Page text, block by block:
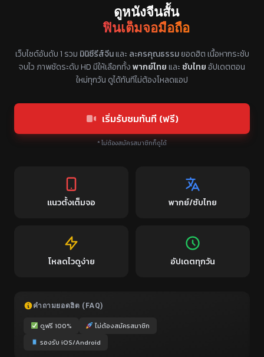
ดูหนังจีนสั้น
ฟินเต็มจอมือถือ
เว็บไซต์อันดับ 1 รวม มินิซีรีส์จีนและ ละครคุณธรรมยอดฮิต เนื้อหากระชับ
จบไว ภาพชัดระดับ HD มีให้เลือกทั้งพากย์ไทยและ ซับไทยอัปเดตตอน
ใหม่ทุกวัน ดูได้ทันทีไม่ต้องโหลดแอป
เริ่มรับชมทันที (ฟรี)
* ไม่ต้องสมัครสมาชิกก็ดูได้
แนวตั้งเต็มจอ พากย์/ซับไทย
โหลดไวดูง่าย อัปเดตทุกวัน
คำถามยอดฮิต (FAQ)
ดูฟรี 100%
ไม่ต้องสมัครสมาชิก
รองรับ iOS/Android